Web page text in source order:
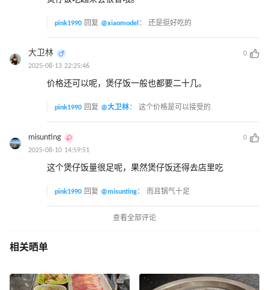
pink1990 回复 @xiaomodel ： 还是挺好吃的
大卫林
0
2025-08-13 22:25:46
价格还可以呢，煲仔饭一般也都要二十几。
pink1990 回复 @大卫林： 这个价格是可以接受的
misunting
0
2025-08-10 14:59:51
这个煲仔饭量很足呢，果然煲仔饭还得去店里吃
pink1990 回复 @misunting： 而且锅气十足
查看全部评论
相关晒单